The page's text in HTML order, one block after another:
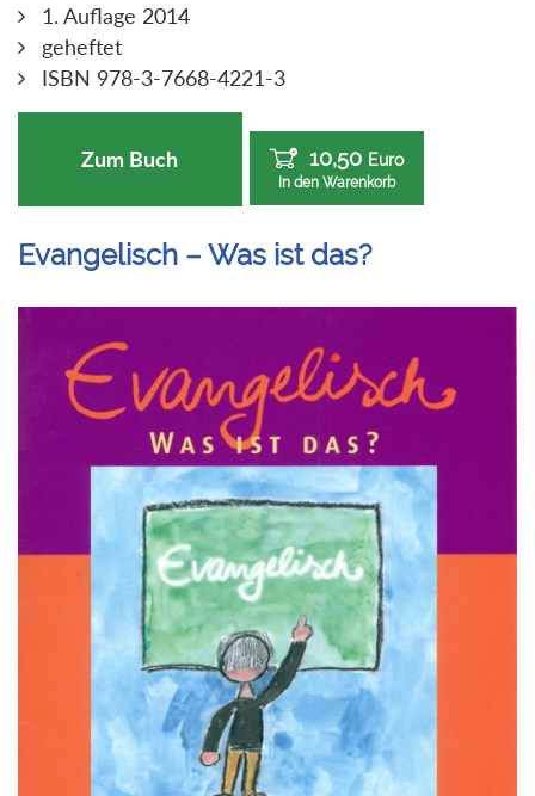
1. Auflage 2014
geheftet
ISBN 978-3-7668-4221-3
Zum Buch 10,50 Euro
In den Warenkorb
Evangelisch – Was ist das?